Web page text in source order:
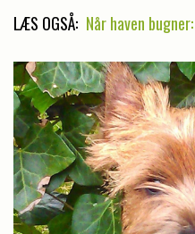
LÆS OGSÅ: Når haven